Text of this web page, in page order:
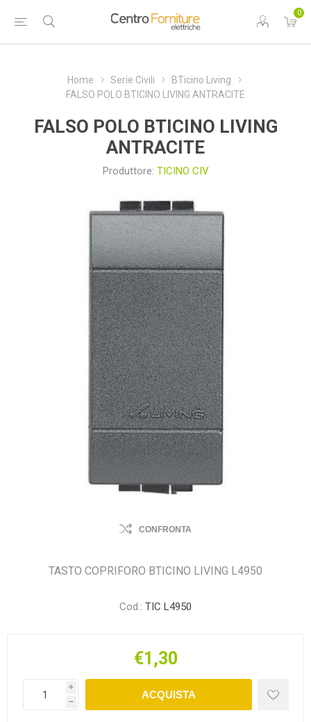
0
Home Serie Civili
BTicino Living
FALSO POLO BTICINO LIVING ANTRACITE
FALSO POLO BTICINO LIVING
ANTRACITE
Produttore: TICINO CIV
CONFRONTA
TASTO COPRIFORO BTICINO LIVING L4950
Cod.: TIC L4950
€1,30
i
h
ACQUISTA